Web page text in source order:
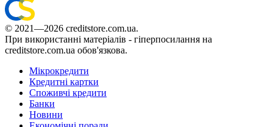
© 2021—2026 creditstore.com.ua.
При використанні матеріалів - гіперпосилання на
creditstore.com.ua обов'язкова.
Мікрокредити
Кредитні картки
Споживчі кредити
Банки
Новини